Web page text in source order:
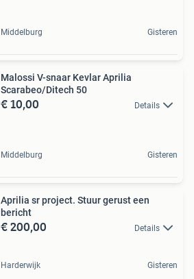
Middelburg Gisteren
Malossi V-snaar Kevlar Aprilia
Scarabeo/Ditech 50
€ 10,00 Details
Middelburg Gisteren
Aprilia sr project. Stuur gerust een
bericht
€ 200,00 Details
Harderwijk Gisteren